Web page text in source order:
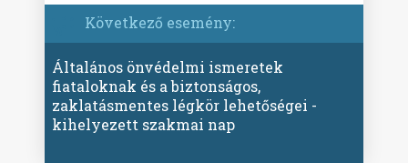
Következő esemény:
Általános önvédelmi ismeretek
fiataloknak és a biztonságos,
zaklatásmentes légkör lehetőségei -
kihelyezett szakmai nap